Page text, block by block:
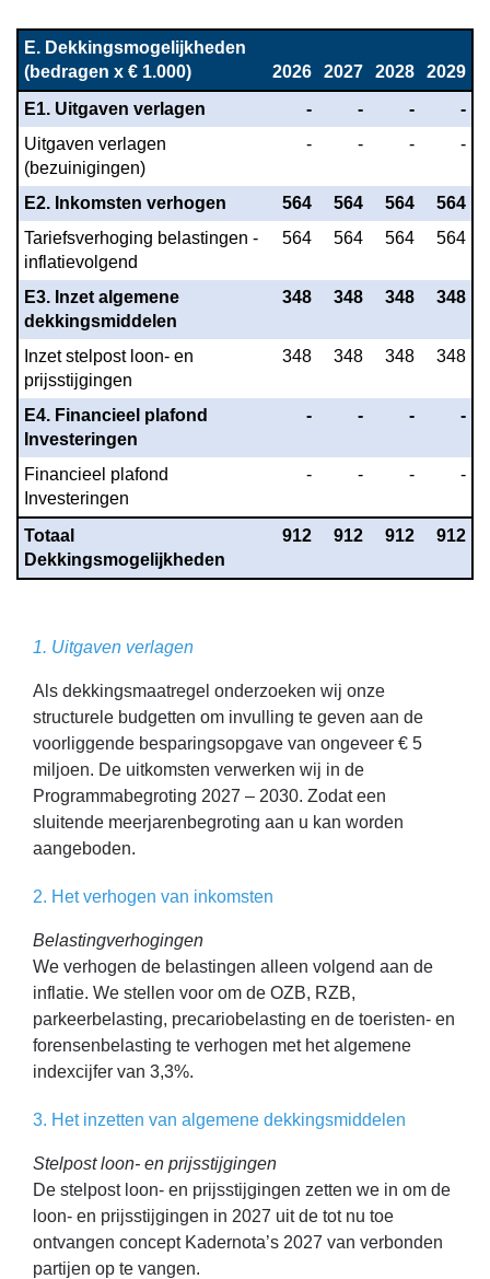
naar
navigatie
Toelichting
autonome
ontwikkelingen
dekkingsmogelijkheden
Dekkingsmogelijkheden
E. Dekkingsmogelijkheden
(bedragen x € 1.000)
2026 2027 2028
2029
E1. Uitgaven verlagen
- - -
-
Uitgaven verlagen
(bezuinigingen)
- - - -
E2. Inkomsten verhogen 564 564 564
564
Tariefsverhoging belastingen -
inflatievolgend
564 564 564 564
E3. Inzet algemene
dekkingsmiddelen
348 348 348 348
Inzet stelpost loon- en
prijsstijgingen
348 348 348 348
E4. Financieel plafond
Investeringen
- - - -
Financieel plafond
Investeringen
- - - -
Totaal
Dekkingsmogelijkheden
912 912 912 912
1. Uitgaven verlagen
Als dekkingsmaatregel onderzoeken wij onze
structurele budgetten om invulling te geven aan de
voorliggende besparingsopgave van ongeveer € 5
miljoen. De uitkomsten verwerken wij in de
Programmabegroting 2027 – 2030. Zodat een
sluitende meerjarenbegroting aan u kan worden
aangeboden.
2. Het verhogen van inkomsten
Belastingverhogingen
We verhogen de belastingen alleen volgend aan de
inflatie. We stellen voor om de OZB, RZB,
parkeerbelasting, precariobelasting en de toeristen- en
forensenbelasting te verhogen met het algemene
indexcijfer van 3,3%.
3. Het inzetten van algemene dekkingsmiddelen
Stelpost loon- en prijsstijgingen
De stelpost loon- en prijsstijgingen zetten we in om de
loon- en prijsstijgingen in 2027 uit de tot nu toe
ontvangen concept Kadernota’s 2027 van verbonden
partijen op te vangen.